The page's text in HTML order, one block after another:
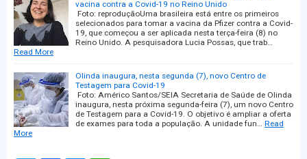
vacina contra a Covid-19 no Reino Unido
Foto: reproduçãoUma brasileira está entre os primeiros
selecionados para tomar a vacina da Pfizer contra a Covid-
19, que começou a ser aplicada nesta terça-feira (8) no
Reino Unido. A pesquisadora Lucia Possas, que trab…
Read More
Olinda inaugura, nesta segunda (7), novo Centro de
Testagem para Covid-19
Foto: Américo Santos/SEIA Secretaria de Saúde de Olinda
inaugura, nesta próxima segunda-feira (7), um novo Centro
de Testagem para a Covid-19. O objetivo é ampliar a oferta
de exames para toda a população. A unidade fun… Read
More